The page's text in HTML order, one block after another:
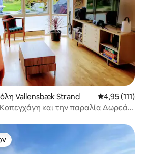
Vallensbæk Strand Μέση
4,95 (111)
και την παραλία Δωρεάν